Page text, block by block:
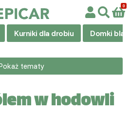
Kurniki dla drobiu Domki
tematy
w hodowli